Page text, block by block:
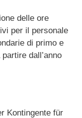
delle ore
per il personale
di primo e
dall’anno
Kontingente für